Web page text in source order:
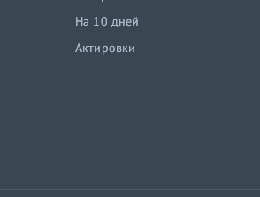
На 10 дней
Актировки